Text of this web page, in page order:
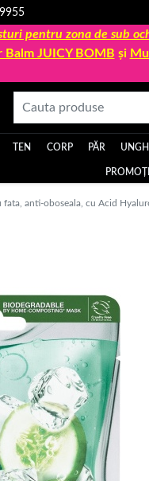
pentru zona de sub
Balm JUICY BOMB și
TEN CORP PĂR UNGHII
PROMOȚII
fata, anti-oboseala, cu Acid